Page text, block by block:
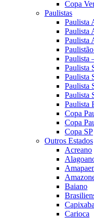
Copa
Paulistas
Paulista
Paulista
Paulista
Paulista
Paulista
Paulista
Paulista
Paulista
Paulista
Copa
Copa
Copa SP
Outros Estados
Acreano
Baiano
Capixaba
Carioca